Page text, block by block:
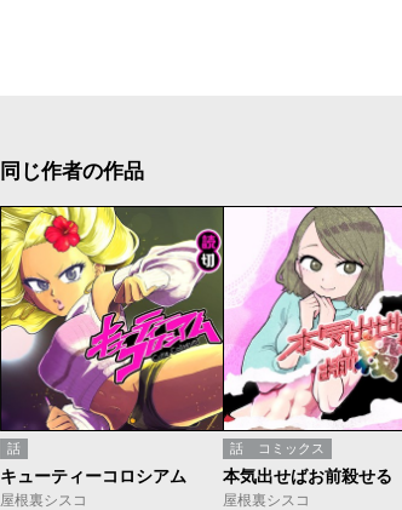
同じ作者の作品
話
キューティーコロシアム
屋根裏シスコ
話 コミックス
本気出せばお前殺せる
屋根裏シスコ